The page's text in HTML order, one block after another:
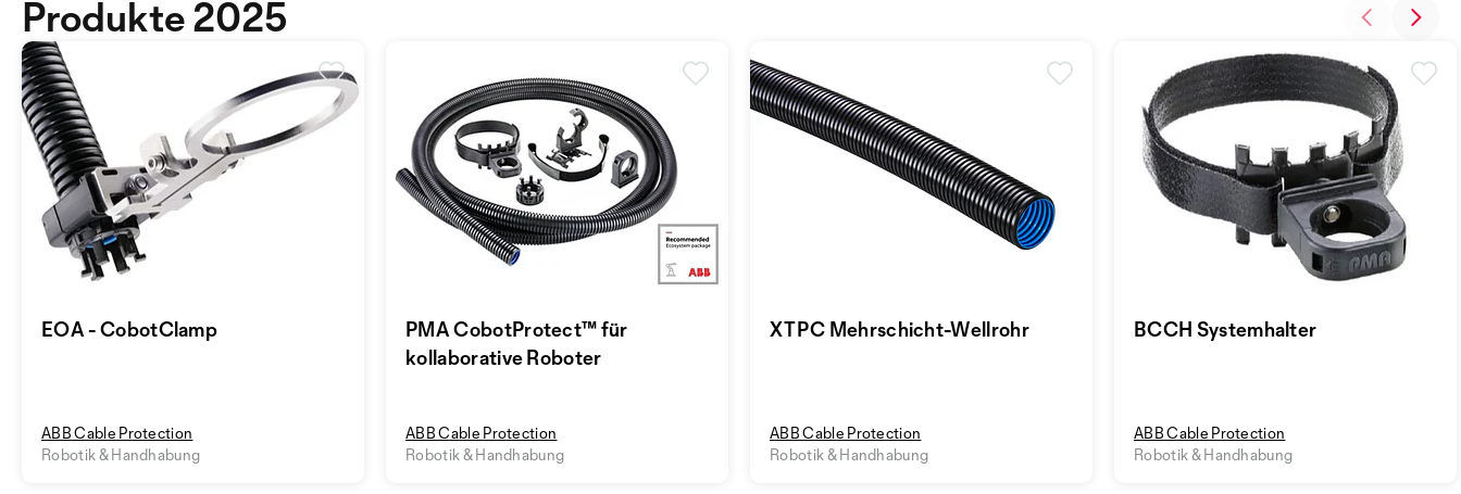
EOA - CobotClamp
ABB Cable Protection
Robotik & Handhabung
PMA CobotProtect™ für
kollaborative Roboter
ABB Cable Protection
Robotik & Handhabung
XTPC Mehrschicht-Wellrohr
ABB Cable Protection
Robotik & Handhabung
BCCH Systemhalter
ABB Cable Protection
Robotik & Handhabung
Produkte 2025